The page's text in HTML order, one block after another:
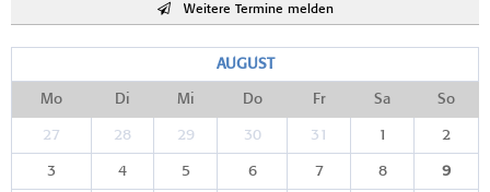
Weitere Termine melden
AUGUST
Mo Di Mi Do Fr Sa So
27 28 29 30 31 1 2
3 4 5 6 7 8 9